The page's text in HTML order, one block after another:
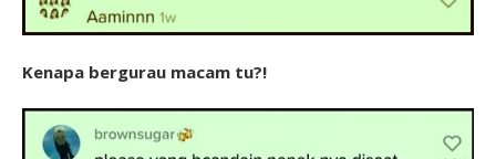
Kenapa bergurau macam tu?!